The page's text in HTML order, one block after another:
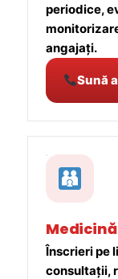
periodice,
angajați.
Sună
Înscrieri pe
consultații,